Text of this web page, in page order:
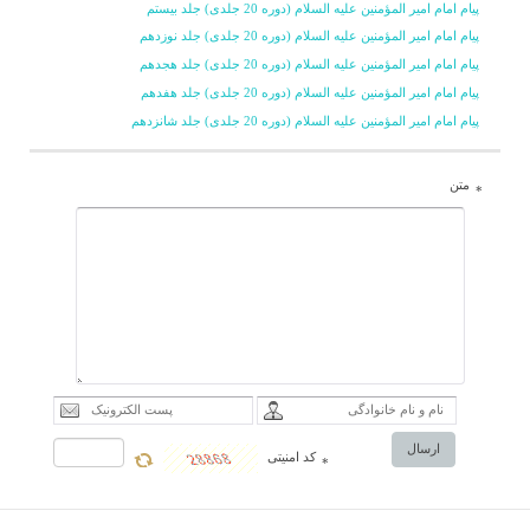
نهج البلاغه فرارسیده
است» و باید کارى مشابه
تفسیر نمونه روى آن انجام
شود، بلکه با استفاده از
پیام امام امیر المؤمنین علیه السلام (دوره 20 جلدی) جلد بیستم
پیام امام امیر المؤمنین علیه السلام (دوره 20 جلدی) جلد نوزدهم
پیام امام امیر المؤمنین علیه السلام (دوره 20 جلدی) جلد هجدهم
پیام امام امیر المؤمنین علیه السلام (دوره 20 جلدی) جلد هفدهم
پیام امام امیر المؤمنین علیه السلام (دوره 20 جلدی) جلد شانزدهم
* متن
ارسال
* کد امنیتی